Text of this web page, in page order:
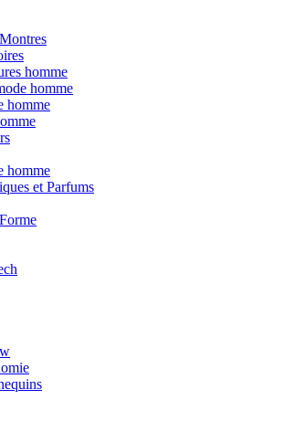
homme
homme
homme
homme
et Parfums